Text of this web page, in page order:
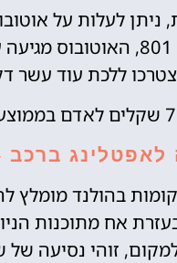
ניתן לעלות על
300, 301, 136, 801,
ללכת עוד עשר
לאפטלינג ברכב
בהולנד מומלץ
אח מתוכנות
זוהי נסיעה של